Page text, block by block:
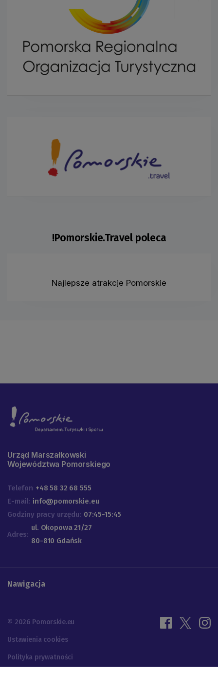
!Pomorskie.Travel poleca
Najlepsze atrakcje Pomorskie
Urząd Marszałkowski
Województwa Pomorskiego
Telefon +48 58 32 68 555
E-mail: info@pomorskie.eu
Godziny pracy urzędu: 07:45-15:45
Adres:
ul. Okopowa 21/27
80-810 Gdańsk
Nawigacja
© 2026 Pomorskie.eu
Ustawienia cookies
Polityka prywatności